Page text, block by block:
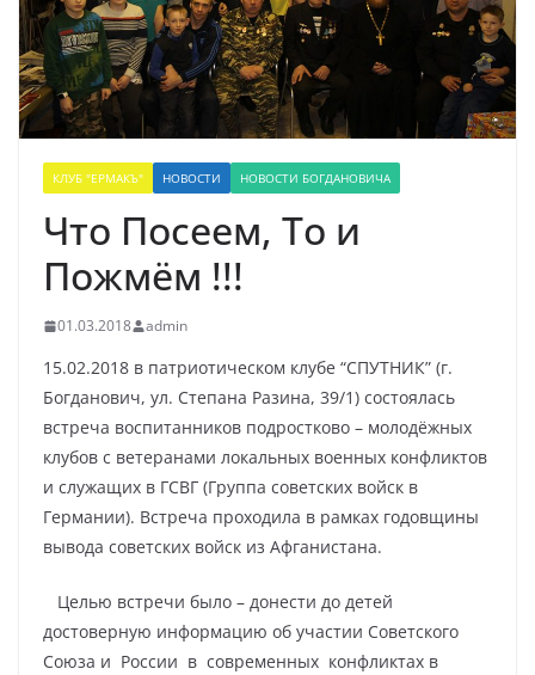
КЛУБ "ЕРМАКЪ" НОВОСТИ НОВОСТИ БОГДАНОВИЧА
Что Посеем, То и
Пожмём !!!
01.03.2018 admin
15.02.2018 в патриотическом клубе “СПУТНИК” (г.
Богданович, ул. Степана Разина, 39/1) состоялась
встреча воспитанников подростково – молодёжных
клубов с ветеранами локальных военных конфликтов
и служащих в ГСВГ (Группа советских войск в
Германии). Встреча проходила в рамках годовщины
вывода советских войск из Афганистана.
Целью встречи было – донести до детей
достоверную информацию об участии Советского
Союза и России в современных конфликтах в